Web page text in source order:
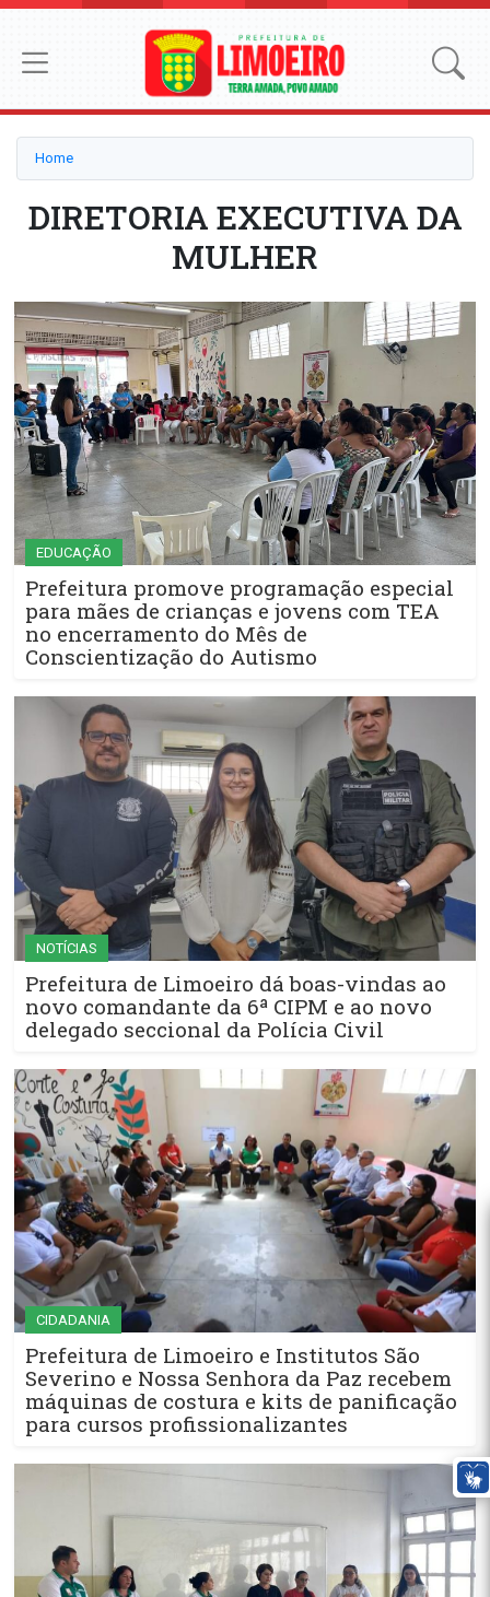
Home
DIRETORIA EXECUTIVA DA
MULHER
EDUCAÇÃO
Prefeitura promove programação especial
para mães de crianças e jovens com TEA
no encerramento do Mês de
Conscientização do Autismo
NOTÍCIAS
Prefeitura de Limoeiro dá boas-vindas ao
novo comandante da 6ª CIPM e ao novo
delegado seccional da Polícia Civil
CIDADANIA
Prefeitura de Limoeiro e Institutos São
Severino e Nossa Senhora da Paz recebem
máquinas de costura e kits de panificação
para cursos profissionalizantes